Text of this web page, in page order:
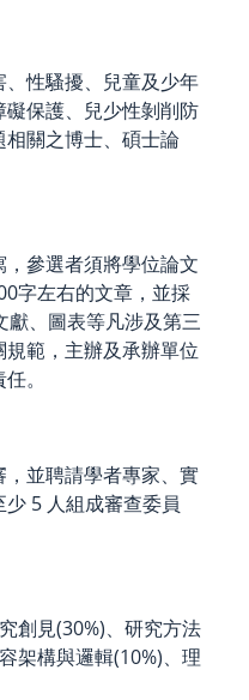
性騷擾、兒童及少年
保護、兒少性剝削防
關之博士、碩士論
參選者須將學位論文
字左右的文章，並採
獻、圖表等凡涉及第三
範，主辦及承辦單位
。
並聘請學者專家、實
5 人組成審查委員
創見(30%)、研究方法
架構與邏輯(10%)、理